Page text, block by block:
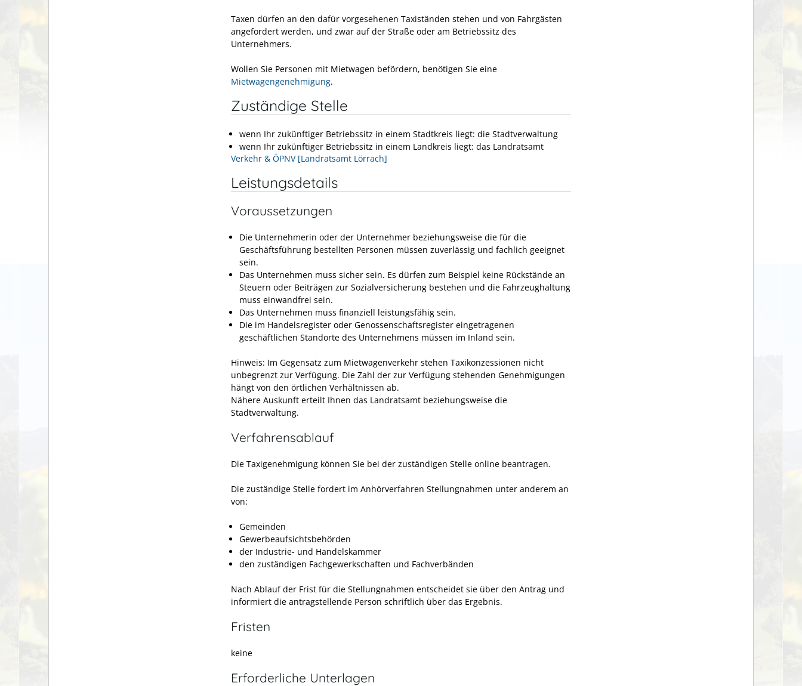
Taxen dürfen an den dafür vorgesehenen Taxiständen stehen und von Fahrgästen
angefordert werden, und zwar auf der Straße oder am Betriebssitz des
Unternehmers.
Wollen Sie Personen mit Mietwagen befördern, benötigen Sie eine
Mietwagengenehmigung.
Zuständige Stelle
wenn Ihr zukünftiger Betriebssitz in einem Stadtkreis liegt: die Stadtverwaltung
wenn Ihr zukünftiger Betriebssitz in einem Landkreis liegt: das Landratsamt
Verkehr & ÖPNV [Landratsamt Lörrach]
Leistungsdetails
Voraussetzungen
Die Unternehmerin oder der Unternehmer beziehungsweise die für die
Geschäftsführung bestellten Personen müssen zuverlässig und fachlich geeignet
sein.
Das Unternehmen muss sicher sein. Es dürfen zum Beispiel keine Rückstände an
Steuern oder Beiträgen zur Sozialversicherung bestehen und die Fahrzeughaltung
muss einwandfrei sein.
Das Unternehmen muss finanziell leistungsfähig sein.
Die im Handelsregister oder Genossenschaftsregister eingetragenen
geschäftlichen Standorte des Unternehmens müssen im Inland sein.
Hinweis: Im Gegensatz zum Mietwagenverkehr stehen Taxikonzessionen nicht
unbegrenzt zur Verfügung. Die Zahl der zur Verfügung stehenden Genehmigungen
hängt von den örtlichen Verhältnissen ab.
Nähere Auskunft erteilt Ihnen das Landratsamt beziehungsweise die
Stadtverwaltung.
Verfahrensablauf
Die Taxigenehmigung können Sie bei der zuständigen Stelle online beantragen.
Die zuständige Stelle fordert im Anhörverfahren Stellungnahmen unter anderem an
von:
Gemeinden
Gewerbeaufsichtsbehörden
der Industrie- und Handelskammer
den zuständigen Fachgewerkschaften und Fachverbänden
Nach Ablauf der Frist für die Stellungnahmen entscheidet sie über den Antrag und
informiert die antragstellende Person schriftlich über das Ergebnis.
Fristen
keine
Erforderliche Unterlagen